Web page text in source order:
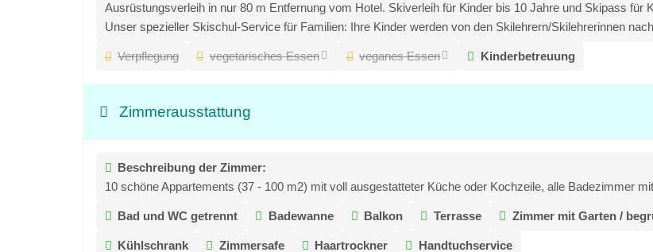
Ausrüstungsverleih in nur 80 m Entfernung vom Hotel. Skiverleih für Kinder bis 10 Jahre und Skipass für
Unser spezieller Skischul-Service für Familien: Ihre Kinder werden von den Skilehrern/Skilehrerinnen
Verpflegung vegetarisches Essen veganes Essen Kinderbetreuung
Zimmerausstattung
Beschreibung der Zimmer:
10 schöne Appartements (37 - 100 m2) mit voll ausgestatteter Küche oder Kochzeile, alle Badezimmer
Bad und WC getrennt Badewanne Balkon Terrasse Zimmer mit Garten /
Kühlschrank Zimmersafe Haartrockner Handtuchservice